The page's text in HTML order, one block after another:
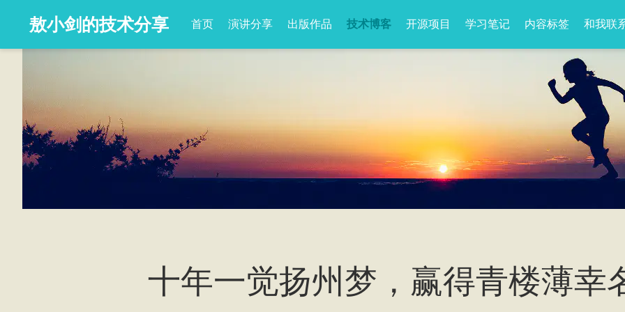
敖小剑的技术分享 首页 演讲分享 出版作品 技术博客 开源项目 学习笔记 内容标签 和我联
十年一觉扬州梦，赢得青楼薄幸